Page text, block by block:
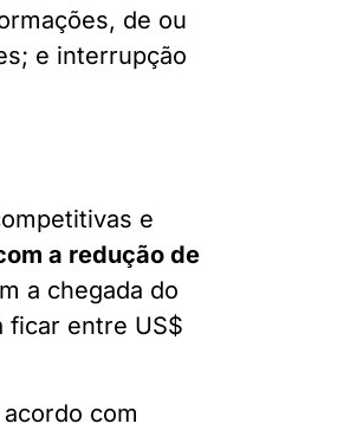
de ou
e interrupção
e
a redução de
a chegada do
ficar entre US$
com